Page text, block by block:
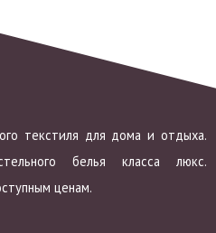
текстиля для дома и отдыха.
белья класса люкс.
ценам.